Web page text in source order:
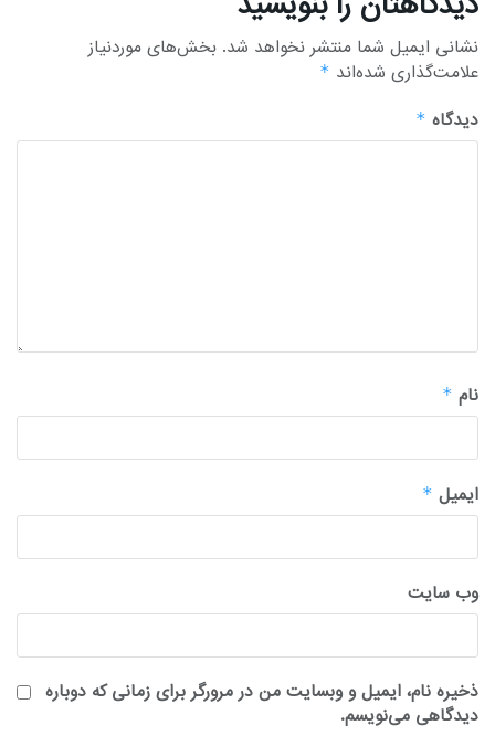
نشانی ایمیل شما منتشر نخواهد شد. بخش‌های موردنیاز
علامت‌گذاری شده‌اند *
دیدگاه *
نام *
ایمیل *
وب‌ سایت
ذخیره نام، ایمیل و وبسایت من در مرورگر برای زمانی که دوباره
دیدگاهی می‌نویسم.